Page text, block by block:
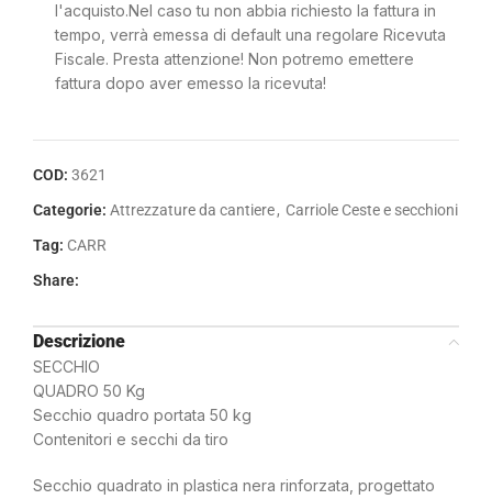
l'acquisto.Nel caso tu non abbia richiesto la fattura in
tempo, verrà emessa di default una regolare Ricevuta
Fiscale. Presta attenzione! Non potremo emettere
fattura dopo aver emesso la ricevuta!
COD: 3621
Categorie: Attrezzature da cantiere, Carriole Ceste e secchioni
Tag: CARR
Share:
Descrizione
SECCHIO
QUADRO 50 Kg
Secchio quadro portata 50 kg
Contenitori e secchi da tiro
Secchio quadrato in plastica nera rinforzata, progettato